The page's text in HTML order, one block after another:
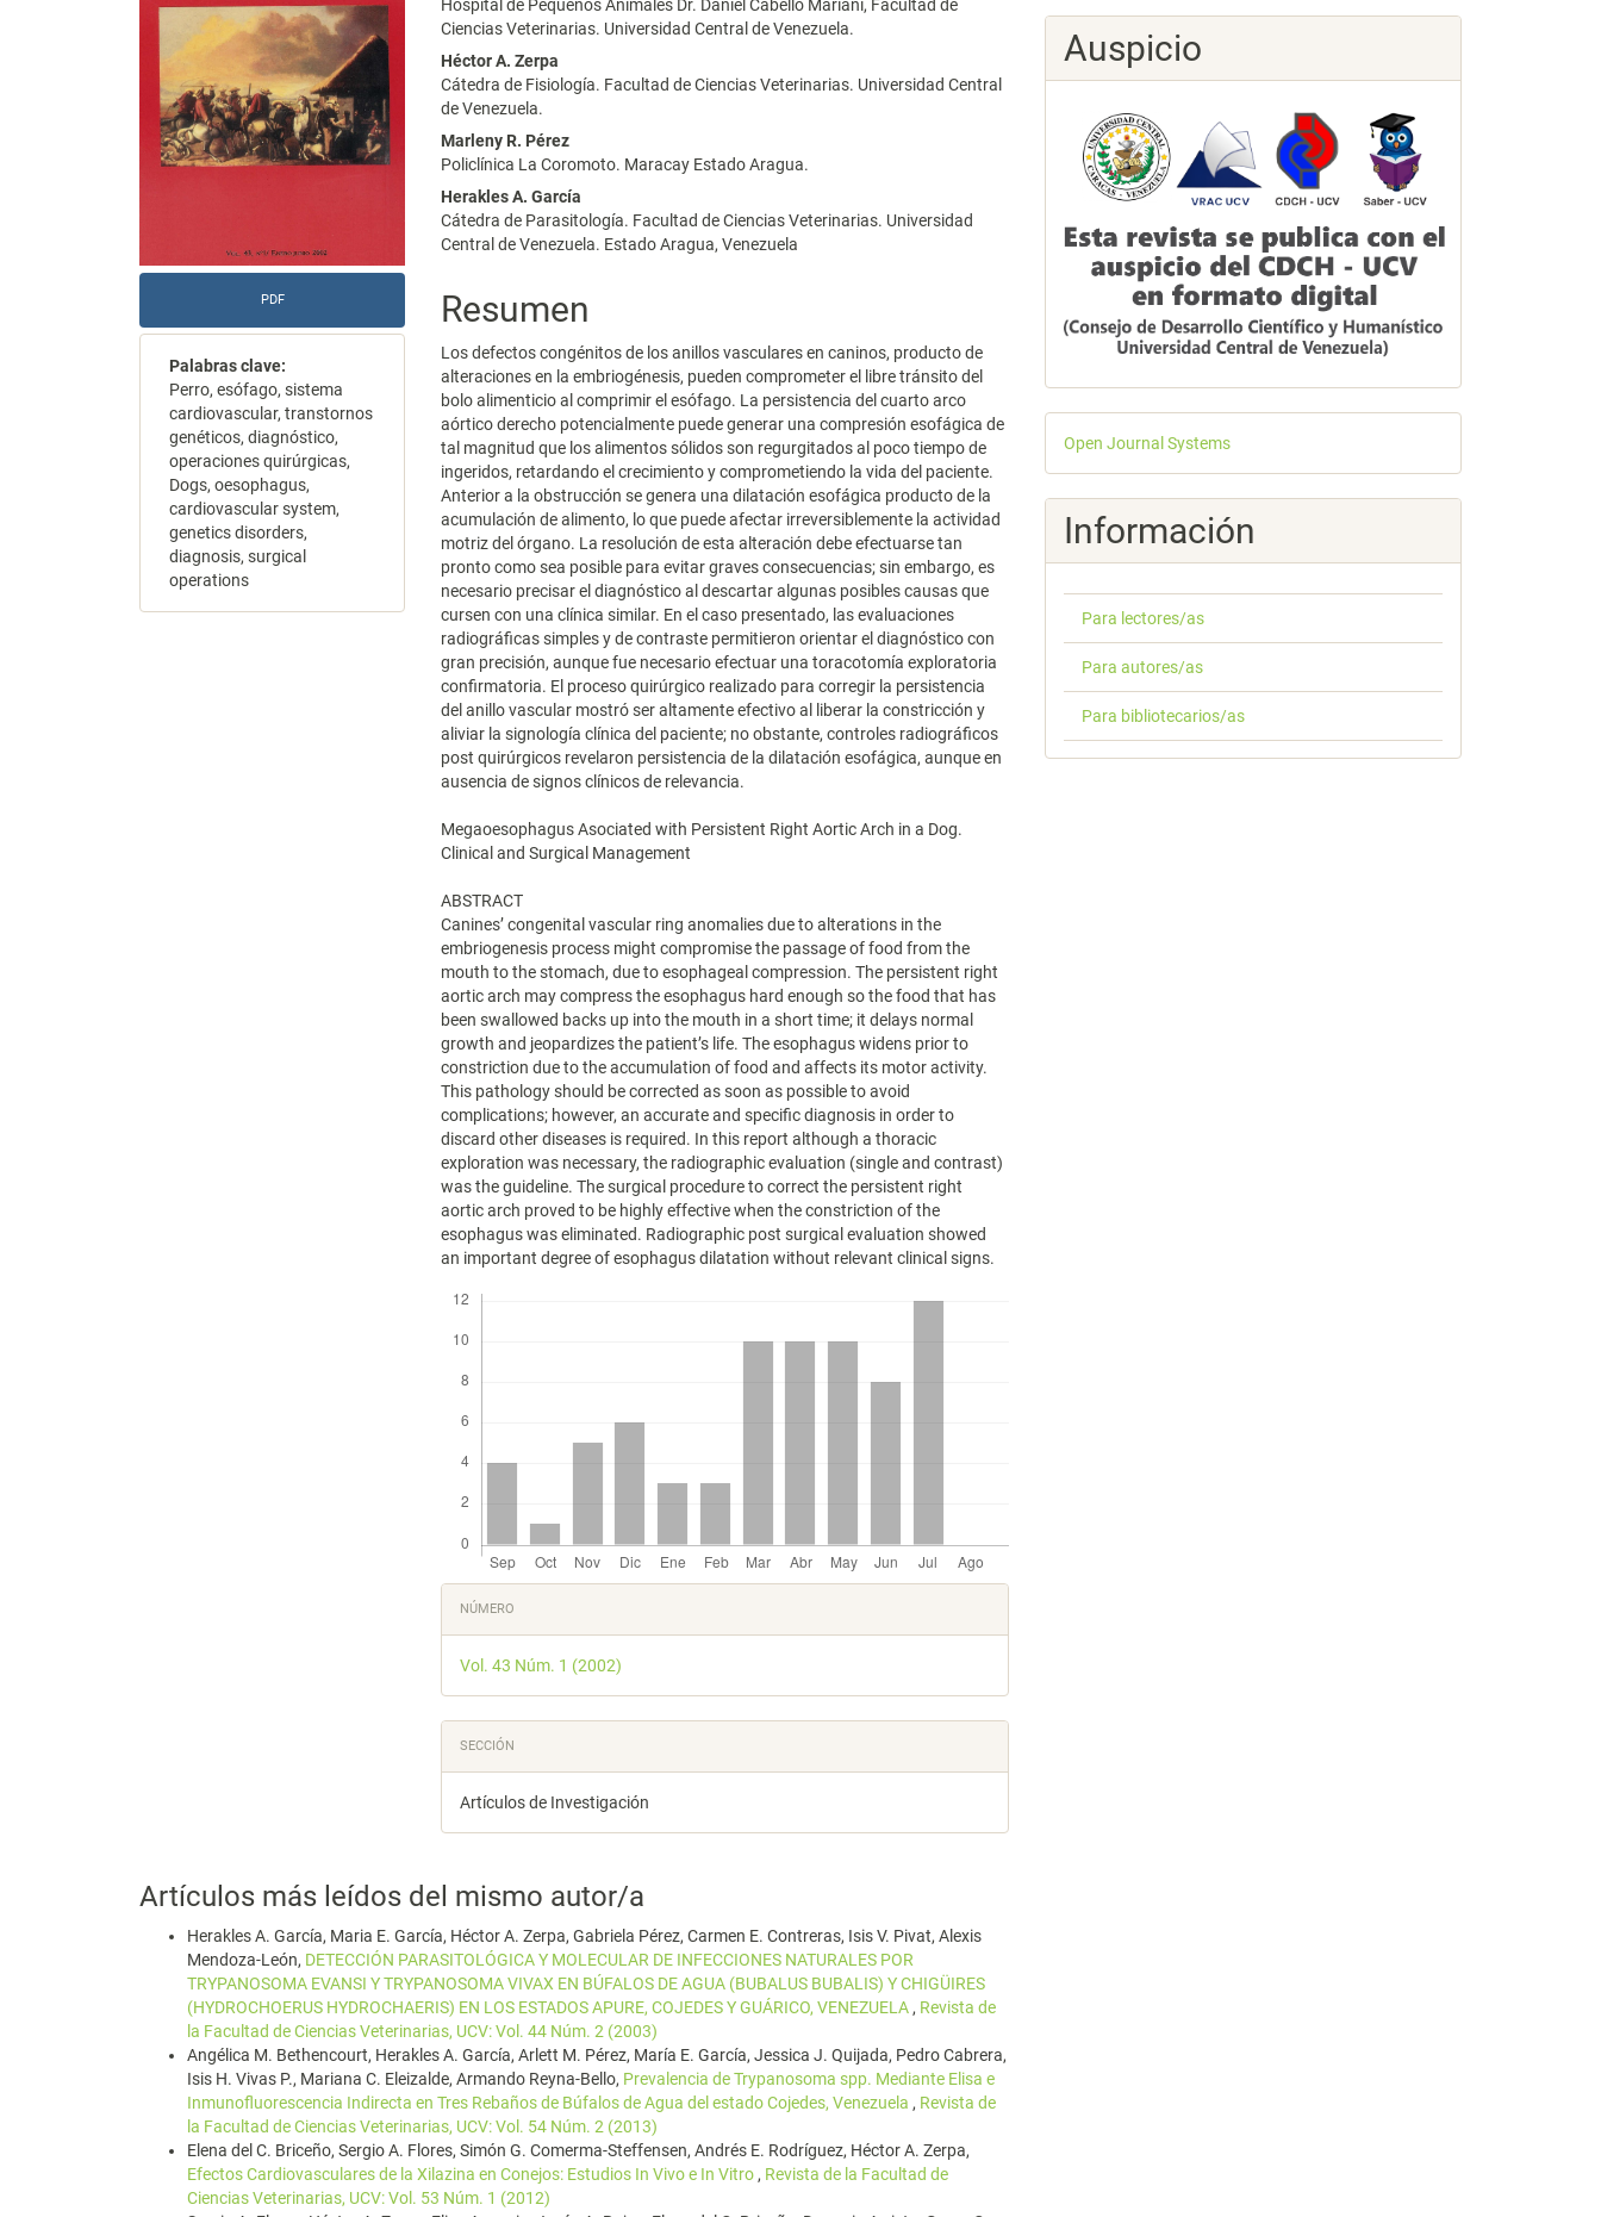
artículo
PDF
Palabras clave:
Perro, esófago, sistema
cardiovascular, transtornos
genéticos, diagnóstico,
operaciones quirúrgicas,
Dogs, oesophagus,
cardiovascular system,
genetics disorders,
diagnosis, surgical
operations
artículo
Hospital de Pequeños Animales Dr. Daniel Cabello Mariani, Facultad de
Ciencias Veterinarias. Universidad Central de Venezuela.
Héctor A. Zerpa
Cátedra de Fisiología. Facultad de Ciencias Veterinarias. Universidad Central
de Venezuela.
Marleny R. Pérez
Policlínica La Coromoto. Maracay Estado Aragua.
Herakles A. García
Cátedra de Parasitología. Facultad de Ciencias Veterinarias. Universidad
Central de Venezuela. Estado Aragua, Venezuela
Resumen
Los defectos congénitos de los anillos vasculares en caninos, producto de
alteraciones en la embriogénesis, pueden comprometer el libre tránsito del
bolo alimenticio al comprimir el esófago. La persistencia del cuarto arco
aórtico derecho potencialmente puede generar una compresión esofágica de
tal magnitud que los alimentos sólidos son regurgitados al poco tiempo de
ingeridos, retardando el crecimiento y comprometiendo la vida del paciente.
Anterior a la obstrucción se genera una dilatación esofágica producto de la
acumulación de alimento, lo que puede afectar irreversiblemente la actividad
motriz del órgano. La resolución de esta alteración debe efectuarse tan
pronto como sea posible para evitar graves consecuencias; sin embargo, es
necesario precisar el diagnóstico al descartar algunas posibles causas que
cursen con una clínica similar. En el caso presentado, las evaluaciones
radiográficas simples y de contraste permitieron orientar el diagnóstico con
gran precisión, aunque fue necesario efectuar una toracotomía exploratoria
confirmatoria. El proceso quirúrgico realizado para corregir la persistencia
del anillo vascular mostró ser altamente efectivo al liberar la constricción y
aliviar la signología clínica del paciente; no obstante, controles radiográficos
post quirúrgicos revelaron persistencia de la dilatación esofágica, aunque en
ausencia de signos clínicos de relevancia.
Megaoesophagus Asociated with Persistent Right Aortic Arch in a Dog.
Clinical and Surgical Management
ABSTRACT
Canines’ congenital vascular ring anomalies due to alterations in the
embriogenesis process might compromise the passage of food from the
mouth to the stomach, due to esophageal compression. The persistent right
aortic arch may compress the esophagus hard enough so the food that has
been swallowed backs up into the mouth in a short time; it delays normal
growth and jeopardizes the patient’s life. The esophagus widens prior to
constriction due to the accumulation of food and affects its motor activity.
This pathology should be corrected as soon as possible to avoid
complications; however, an accurate and specific diagnosis in order to
discard other diseases is required. In this report although a thoracic
exploration was necessary, the radiographic evaluation (single and contrast)
was the guideline. The surgical procedure to correct the persistent right
aortic arch proved to be highly effective when the constriction of the
esophagus was eliminated. Radiographic post surgical evaluation showed
an important degree of esophagus dilatation without relevant clinical signs.
Detalles
del
artículo
NÚMERO
Vol. 43 Núm. 1 (2002)
SECCIÓN
Artículos de Investigación
Artículos más leídos del mismo autor/a
Herakles A. García, Maria E. García, Héctor A. Zerpa, Gabriela Pérez, Carmen E. Contreras, Isis V. Pivat, Alexis
Mendoza-León, DETECCIÓN PARASITOLÓGICA Y MOLECULAR DE INFECCIONES NATURALES POR
TRYPANOSOMA EVANSI Y TRYPANOSOMA VIVAX EN BÚFALOS DE AGUA (BUBALUS BUBALIS) Y CHIGÜIRES
(HYDROCHOERUS HYDROCHAERIS) EN LOS ESTADOS APURE, COJEDES Y GUÁRICO, VENEZUELA , Revista de
la Facultad de Ciencias Veterinarias, UCV: Vol. 44 Núm. 2 (2003)
Angélica M. Bethencourt, Herakles A. García, Arlett M. Pérez, María E. García, Jessica J. Quijada, Pedro Cabrera,
Isis H. Vivas P., Mariana C. Eleizalde, Armando Reyna-Bello, Prevalencia de Trypanosoma spp. Mediante Elisa e
Inmunofluorescencia Indirecta en Tres Rebaños de Búfalos de Agua del estado Cojedes, Venezuela , Revista de
la Facultad de Ciencias Veterinarias, UCV: Vol. 54 Núm. 2 (2013)
Elena del C. Briceño, Sergio A. Flores, Simón G. Comerma-Steffensen, Andrés E. Rodríguez, Héctor A. Zerpa,
Efectos Cardiovasculares de la Xilazina en Conejos: Estudios In Vivo e In Vitro , Revista de la Facultad de
Ciencias Veterinarias, UCV: Vol. 53 Núm. 1 (2012)
Auspicio
Desarrollado
por
Open Journal Systems
Información
Para lectores/as
Para autores/as
Para bibliotecarios/as